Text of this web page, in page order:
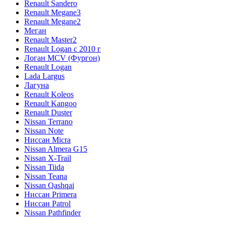
Renault Sandero
Renault Megane3
Renault Megane2
Меган
Renault Master2
Renault Logan c 2010 г
Логан МСV (Фургон)
Renault Logan
Lada Largus
Лагуна
Renault Koleos
Renault Kangoo
Renault Duster
Nissan Terrano
Nissan Note
Ниссан Micra
Nissan Almera G15
Nissan X-Trail
Nissan Tiida
Nissan Teana
Nissan Qashqai
Ниссан Primera
Ниссан Patrol
Nissan Pathfinder